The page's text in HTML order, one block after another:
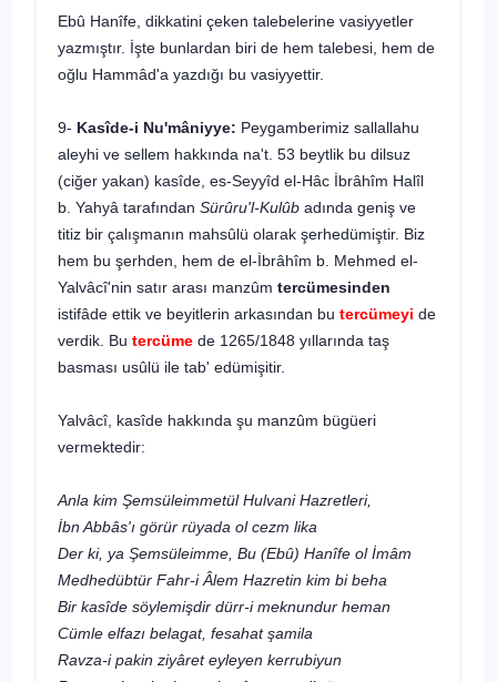
Ebû Hanîfe, dikkatini çeken talebelerine vasiyyetler
yazmıştır. İşte bunlardan biri de hem talebesi, hem de
oğlu Hammâd'a yazdığı bu vasiyyettir.
9- Kasîde-i Nu'mâniyye: Peygamberimiz sallallahu
aleyhi ve sellem hak­kında na't. 53 beytlik bu dilsuz
(ciğer yakan) kasîde, es-Seyyîd el-Hâc İbrâhîm Halîl
b. Yahyâ tarafından Sürûru'l-Kulûb adında geniş ve
titiz bir çalışmanın mahsûlü olarak şerhedümiştir. Biz
hem bu şerhden, hem de el-İbrâhîm b. Mehmed el-
Yalvâcî'nin satır arası manzûm tercümesinden
istifâde ettik ve beyitlerin arkasından bu tercümeyi de
verdik. Bu tercüme de 1265/1848 yıllarında taş
basması usûlü ile tab' edümişitir.
Yalvâcî, kasîde hakkında şu manzûm bügüeri
vermektedir:
Anla kim Şemsüleimmetül Hulvani Hazretleri,
İbn Abbâs'ı görür rüyada ol cezm lika
Der ki, ya Şemsüleimme, Bu (Ebû) Hanîfe ol İmâm
Medhedübtür Fahr-i Âlem Hazretin kim bi beha
Bir kasîde söylemişdir dürr-i meknundur heman
Cümle elfazı belagat, fesahat şamila
Ravza-i pakin ziyâret eyleyen kerrubiyun